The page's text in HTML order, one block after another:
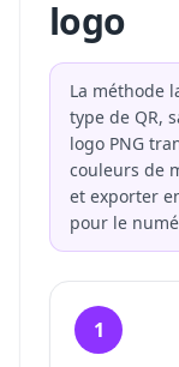
logo
La méthode
type de QR,
logo PNG
couleurs de
et exporter
pour le
1